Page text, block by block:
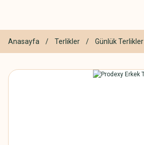
Anasayfa Terlikler Günlük Terlikler